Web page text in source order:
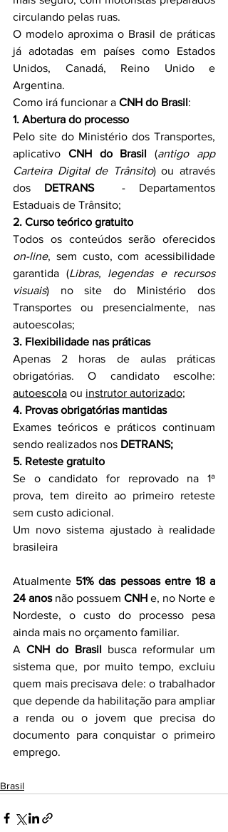
circulando pelas ruas.
O modelo aproxima o Brasil de práticas
já adotadas em países como Estados
Unidos, Canadá, Reino Unido e
Argentina.
Como irá funcionar a CNH do Brasil:
1. Abertura do processo
Pelo site do Ministério dos Transportes,
aplicativo CNH do Brasil (antigo app
Carteira Digital de Trânsito) ou através
dos DETRANS - Departamentos
Estaduais de Trânsito;
2. Curso teórico gratuito
on-line, sem custo, com acessibilidade
garantida (Libras, legendas e recursos
visuais) no site do Ministério dos
Transportes ou presencialmente, nas
autoescolas;
3. Flexibilidade nas práticas
Apenas 2 horas de aulas práticas
autoescola ou instrutor autorizado;
4. Provas obrigatórias mantidas
Exames teóricos e práticos continuam
sendo realizados nos DETRANS;
5. Reteste gratuito
Se o candidato for reprovado na 1ª
prova, tem direito ao primeiro reteste
sem custo adicional.
Um novo sistema ajustado à realidade
brasileira
Atualmente 51% das pessoas entre 18 a
24 anos não possuem CNH e, no Norte e
Nordeste, o custo do processo pesa
ainda mais no orçamento familiar.
A CNH do Brasil busca reformular um
sistema que, por muito tempo, excluiu
quem mais precisava dele: o trabalhador
que depende da habilitação para ampliar
a renda ou o jovem que precisa do
documento para conquistar o primeiro
emprego.
Brasil